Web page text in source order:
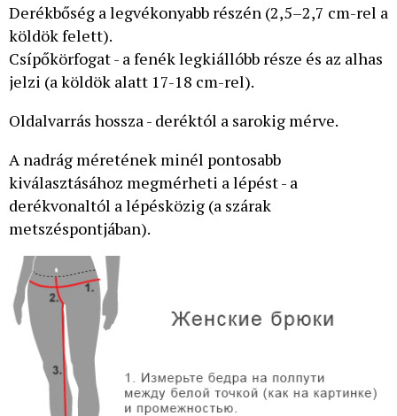
Derékbőség a legvékonyabb részén (2,5–2,7 cm-rel a
köldök felett).
Csípőkörfogat - a fenék legkiállóbb része és az alhas
jelzi (a köldök alatt 17-18 cm-rel).
Oldalvarrás hossza - deréktól a sarokig mérve.
A nadrág méretének minél pontosabb
kiválasztásához megmérheti a lépést - a
derékvonaltól a lépésközig (a szárak
metszéspontjában).